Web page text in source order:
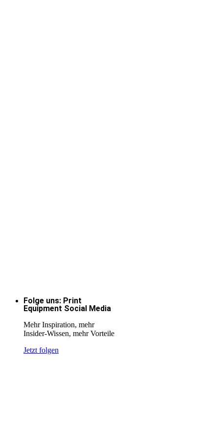
Folge uns: Print
Equipment Social Media
Mehr Inspiration, mehr
Insider-Wissen, mehr Vorteile
Jetzt folgen